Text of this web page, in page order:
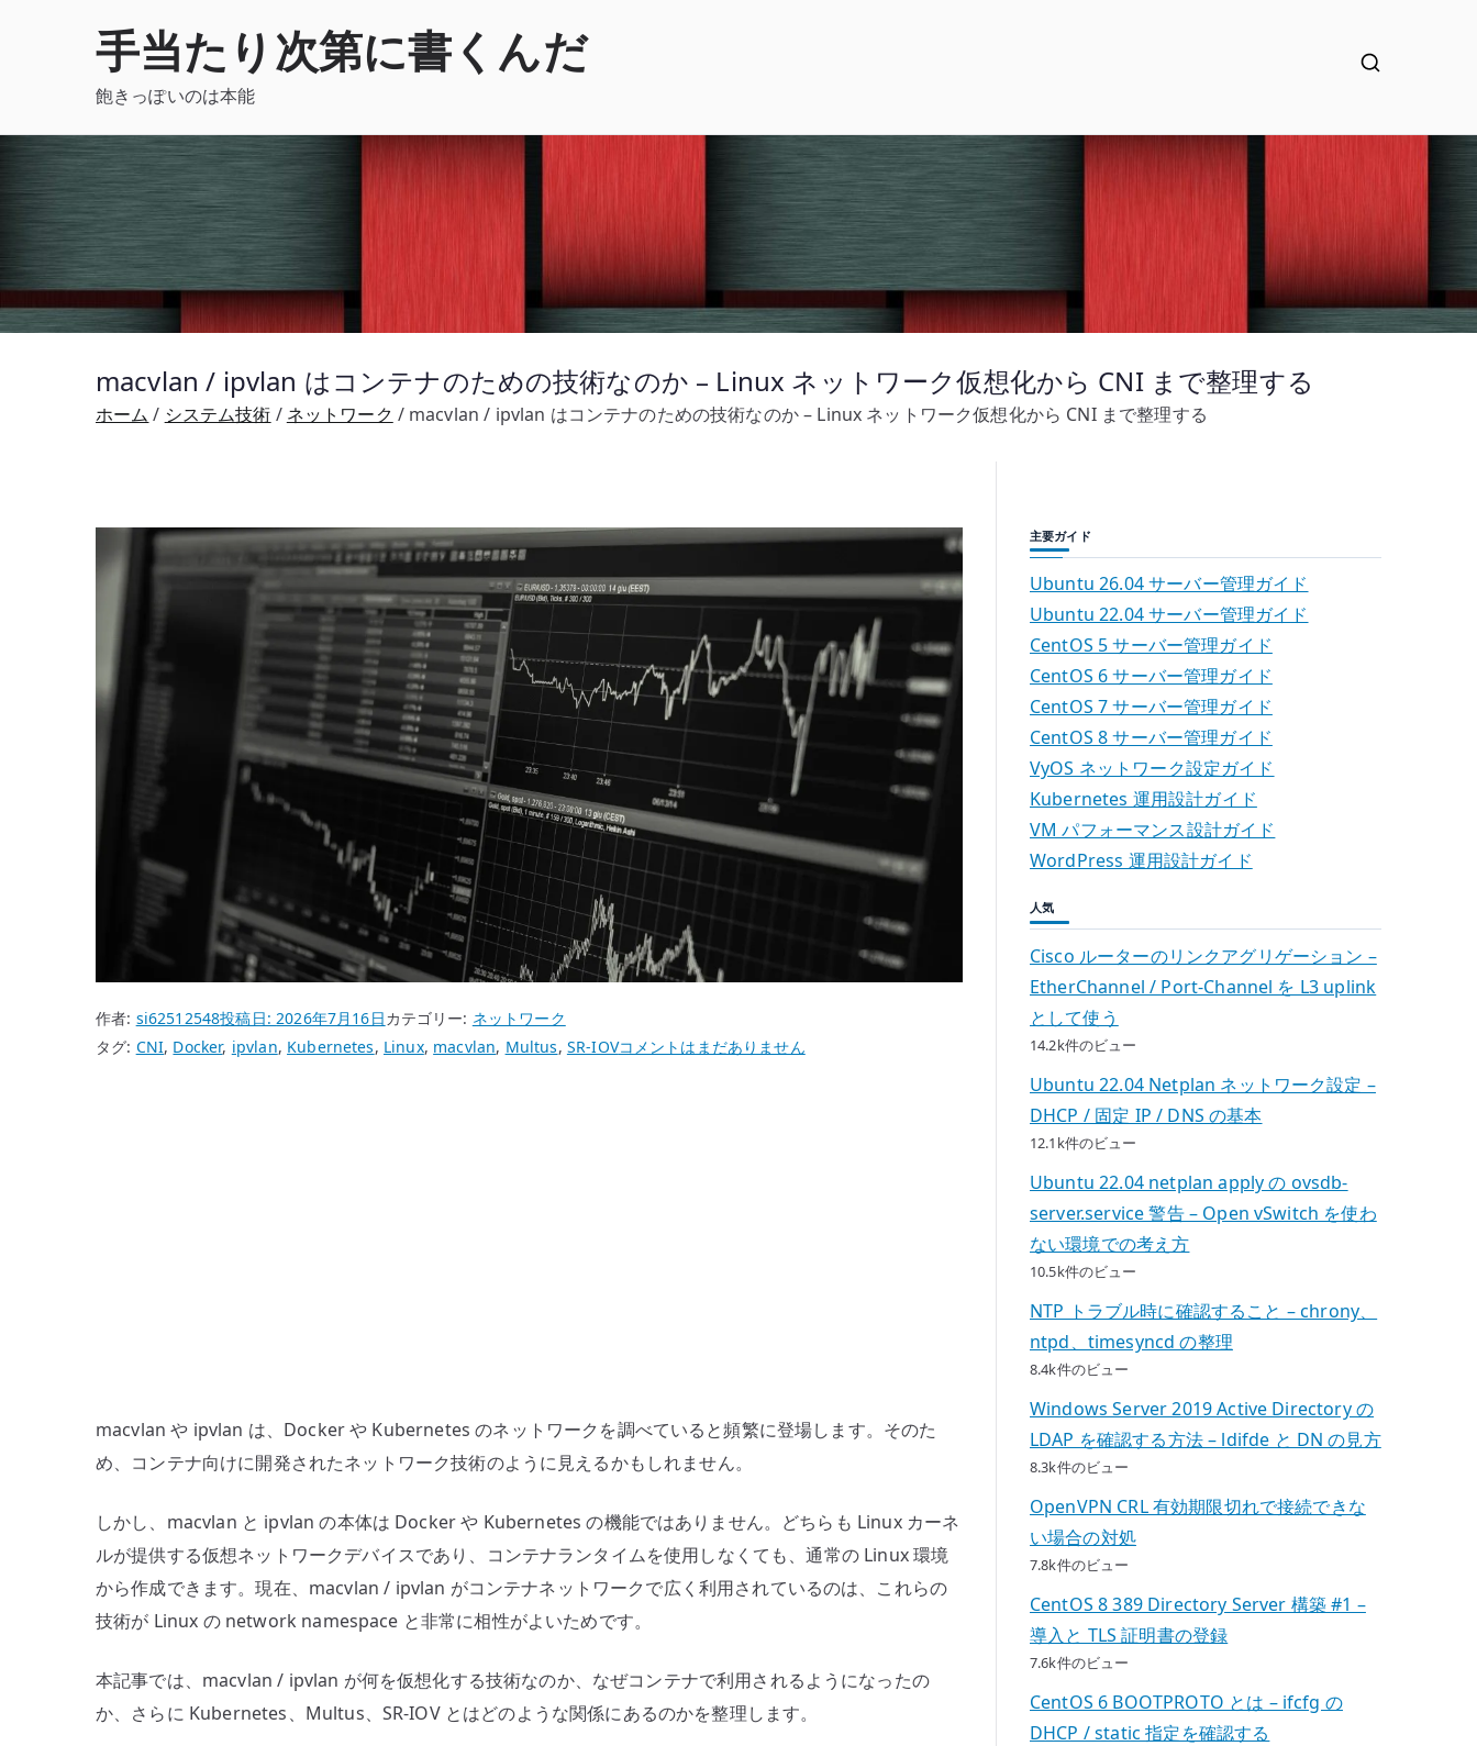
手当たり次第に書くんだ
飽きっぽいのは本能
macvlan / ipvlan はコンテナのための技術なのか – Linux ネットワーク仮想化から CNI まで整理する
ホーム システム技術 ネットワーク macvlan / ipvlan はコンテナのための技術なのか – Linux ネットワーク仮想化から CNI まで整理する
作者: si62512548投稿日:2026年7月16日カテゴリー: ネットワーク
タグ: CNI, Docker, ipvlan, Kubernetes, Linux, macvlan, Multus, SR-IOVmacvlan
術
の
–
Linux
ネ
ッ
ワ
ー
コメントはまだありません
macvlan や ipvlan は、Docker や Kubernetes のネットワークを調べていると頻繁に登場します。そのた
め、コンテナ向けに開発されたネットワーク技術のように見えるかもしれません。
しかし、macvlan と ipvlan の本体は Docker や Kubernetes の機能ではありません。どちらも Linux カーネ
ルが提供する仮想ネットワークデバイスであり、コンテナランタイムを使用しなくても、通常の Linux 環境
から作成できます。現在、macvlan / ipvlan がコンテナネットワークで広く利用されているのは、これらの
技術が Linux の network namespace と非常に相性がよいためです。
本記事では、macvlan / ipvlan が何を仮想化する技術なのか、なぜコンテナで利用されるようになったの
か、さらに Kubernetes、Multus、SR-IOV とはどのような関係にあるのかを整理します。
主要ガイド
Ubuntu 26.04 サーバー管理ガイド
Ubuntu 22.04 サーバー管理ガイド
CentOS 5 サーバー管理ガイド
CentOS 6 サーバー管理ガイド
CentOS 7 サーバー管理ガイド
CentOS 8 サーバー管理ガイド
VyOS ネットワーク設定ガイド
Kubernetes 運用設計ガイド
VM パフォーマンス設計ガイド
WordPress 運用設計ガイド
人気
Cisco ルーターのリンクアグリゲーション –
EtherChannel / Port-Channel を L3 uplink
として使う
14.2k件のビュー
Ubuntu 22.04 Netplan ネットワーク設定 –
DHCP / 固定 IP / DNS の基本
12.1k件のビュー
Ubuntu 22.04 netplan apply の ovsdb-
server.service 警告 – Open vSwitch を使わ
ない環境での考え方
10.5k件のビュー
NTP トラブル時に確認すること – chrony、
ntpd、timesyncd の整理
8.4k件のビュー
Windows Server 2019 Active Directory の
LDAP を確認する方法 – ldifde と DN の見方
8.3k件のビュー
OpenVPN CRL 有効期限切れで接続できな
い場合の対処
7.8k件のビュー
CentOS 8 389 Directory Server 構築 #1 –
導入と TLS 証明書の登録
7.6k件のビュー
CentOS 6 BOOTPROTO とは – ifcfg の
DHCP / static 指定を確認する